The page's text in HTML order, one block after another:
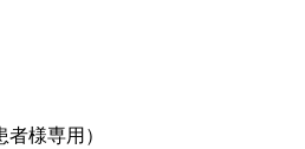
者様専用）